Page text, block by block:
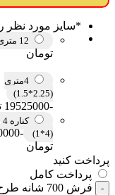
*سایز مورد نظر
12 متری (4*3)
تومان
4متری
(2.25*1.5)
-19525000 تومان
(4*1)
تومان
پرداخت کنید
پرداخت کامل
فرش 700 شانه طرح افسون دلفینی وینتیج عدد